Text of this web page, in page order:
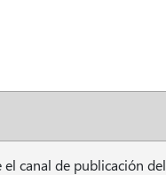
canal de publicación del